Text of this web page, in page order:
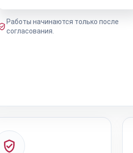
Работы начинаются только после
согласования.